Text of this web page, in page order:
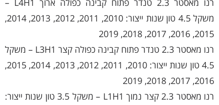
משקל 4.5 טון שנות ייצור: 2010, 2011, 2012, 2013, 2014,
2015, 2016, 2017, 2018, 2019
רנו מאסטר 2.3 טנדר פתוח קבינה כפולה קצר L3H1 – משקל
4.5 טון שנות ייצור: 2010, 2011, 2012, 2013, 2014, 2015,
2016, 2017, 2018, 2019
רנו מאסטר 2.3 קצר נמוך L1H1 – משקל 3.5 טון שנות ייצור: